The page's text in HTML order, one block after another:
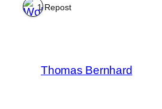
1 Repost
Thomas Bernhard